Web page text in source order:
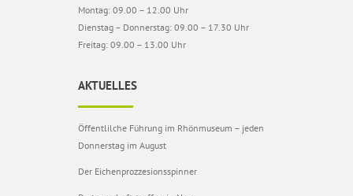
Montag: 09.00 – 12.00 Uhr
Dienstag – Donnerstag: 09.00 – 17.30 Uhr
Freitag: 09.00 – 13.00 Uhr
AKTUELLES
Öffentlilche Führung im Rhönmuseum – jeden
Donnerstag im August
Der Eichenprozzesionsspinner